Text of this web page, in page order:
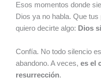
Esos momentos donde
Dios ya no habla. Que
quiero decirte algo: Dios
Confía. No todo silencio
abandono. A veces,es el
resurrección.